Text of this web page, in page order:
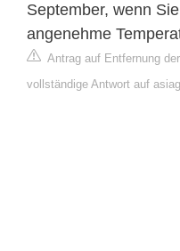
September, wenn
angenehme
Antrag auf Entfernung
vollständige Antwort auf